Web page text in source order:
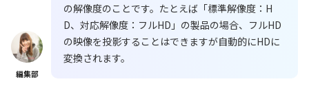
編集部
の解像度のことです。たとえば「標準解像度：H
D、対応解像度：フルHD」の製品の場合、フルHD
の映像を投影することはできますが自動的にHDに
変換されます。